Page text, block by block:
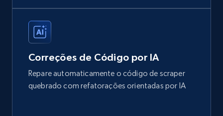
Correções de Código por IA
Repare automaticamente o código de scraper
quebrado com refatorações orientadas por IA